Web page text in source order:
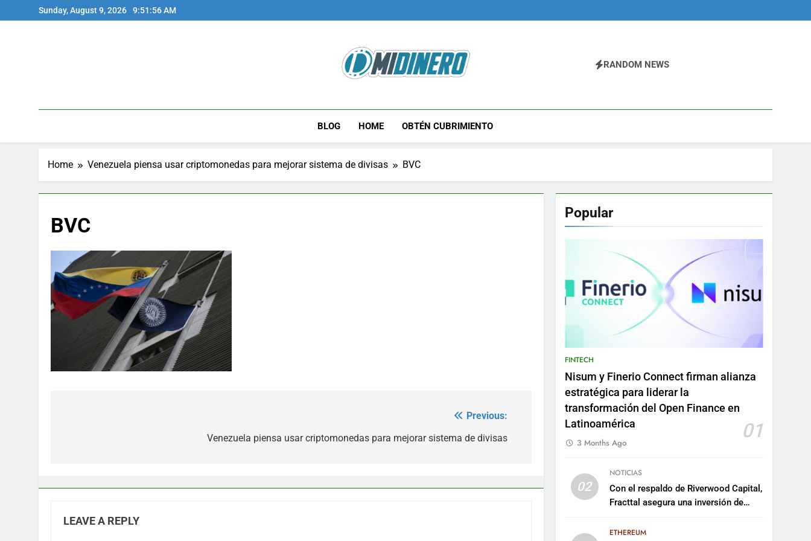
to
Sunday, August 9, 2026 9:51:56 AM
Midinero.co
RANDOM NEWS
BLOG HOME OBTÉN CUBRIMIENTO
Home Venezuela piensa usar criptomonedas para mejorar sistema de divisas BVC
BVC
Previous:
Venezuela piensa usar criptomonedas para mejorar sistema de divisas
LEAVE A REPLY
Popular
FINTECH
Nisum y Finerio Connect firman alianza
estratégica para liderar la
transformación del Open Finance en
Latinoamérica
01
3 Months Ago
02
NOTICIAS
Con el respaldo de Riverwood Capital,
Fracttal asegura una inversión de
plataforma
ETHEREUM